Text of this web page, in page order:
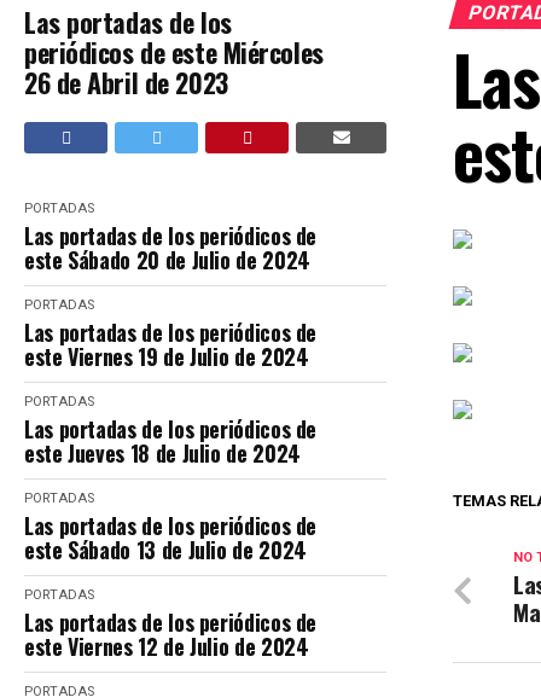
Las portadas de los
periódicos de este Miércoles
26 de Abril de 2023
PORTADAS
Las portadas de los periódicos de
este Sábado 20 de Julio de 2024
PORTADAS
Las portadas de los periódicos de
este Viernes 19 de Julio de 2024
PORTADAS
Las portadas de los periódicos de
este Jueves 18 de Julio de 2024
PORTADAS
Las portadas de los periódicos de
este Sábado 13 de Julio de 2024
PORTADAS
Las portadas de los periódicos de
este Viernes 12 de Julio de 2024
PORTADAS
TEMAS
NO